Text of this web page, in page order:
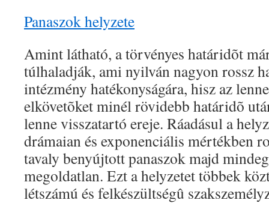
Panaszok helyzete
Amint látható, a törvényes határidõt
túlhaladják, ami nyilván nagyon rossz
intézmény hatékonyságára, hisz az
elkövetõket minél rövidebb határidõ
lenne visszatartó ereje. Ráadásul a
drámaian és exponenciális mértékben
tavaly benyújtott panaszok majd
megoldatlan. Ezt a helyzetet többek
létszámú és felkészültségû